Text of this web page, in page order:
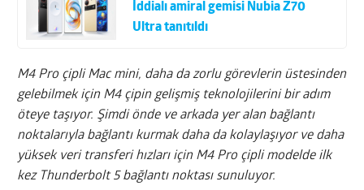
İddialı amiral gemisi Nubia Z70
Ultra tanıtıldı
M4 Pro çipli Mac mini, daha da zorlu görevlerin üstesinden
gelebilmek için M4 çipin gelişmiş teknolojilerini bir adım
öteye taşıyor. Şimdi önde ve arkada yer alan bağlantı
noktalarıyla bağlantı kurmak daha da kolaylaşıyor ve daha
yüksek veri transferi hızları için M4 Pro çipli modelde ilk
kez Thunderbolt 5 bağlantı noktası sunuluyor.